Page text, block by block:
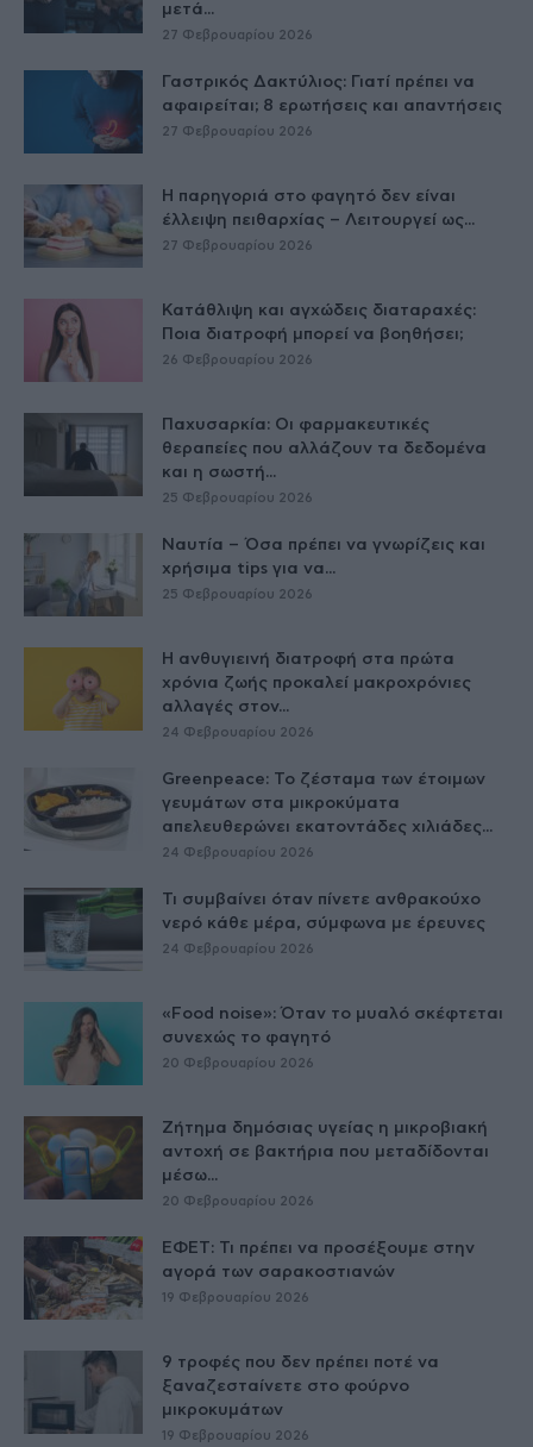
μετά...
27 Φεβρουαρίου 2026
Γαστρικός Δακτύλιος: Γιατί πρέπει να
αφαιρείται; 8 ερωτήσεις και απαντήσεις
27 Φεβρουαρίου 2026
Η παρηγοριά στο φαγητό δεν είναι
έλλειψη πειθαρχίας – Λειτουργεί ως...
27 Φεβρουαρίου 2026
Κατάθλιψη και αγχώδεις διαταραχές:
Ποια διατροφή μπορεί να βοηθήσει;
26 Φεβρουαρίου 2026
Παχυσαρκία: Οι φαρμακευτικές
θεραπείες που αλλάζουν τα δεδομένα
και η σωστή...
25 Φεβρουαρίου 2026
Ναυτία – Όσα πρέπει να γνωρίζεις και
χρήσιμα tips για να...
25 Φεβρουαρίου 2026
Η ανθυγιεινή διατροφή στα πρώτα
χρόνια ζωής προκαλεί μακροχρόνιες
αλλαγές στον...
24 Φεβρουαρίου 2026
Greenpeace: Το ζέσταμα των έτοιμων
γευμάτων στα μικροκύματα
απελευθερώνει εκατοντάδες χιλιάδες...
24 Φεβρουαρίου 2026
Τι συμβαίνει όταν πίνετε ανθρακούχο
νερό κάθε μέρα, σύμφωνα με έρευνες
24 Φεβρουαρίου 2026
«Food noise»: Όταν το μυαλό σκέφτεται
συνεχώς το φαγητό
20 Φεβρουαρίου 2026
Ζήτημα δημόσιας υγείας η μικροβιακή
αντοχή σε βακτήρια που μεταδίδονται
μέσω...
20 Φεβρουαρίου 2026
ΕΦΕΤ: Τι πρέπει να προσέξουμε στην
αγορά των σαρακοστιανών
19 Φεβρουαρίου 2026
9 τροφές που δεν πρέπει ποτέ να
ξαναζεσταίνετε στο φούρνο
μικροκυμάτων
19 Φεβρουαρίου 2026